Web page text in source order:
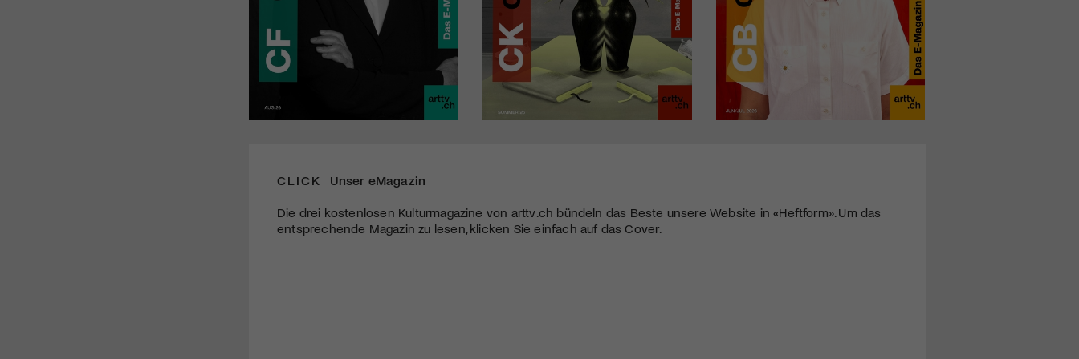
CLICK Unser eMagazin
Die drei kostenlosen Kulturmagazine von arttv.ch bündeln das Beste unsere Website in «Heftform». Um das
entsprechende Magazin zu lesen, klicken Sie einfach auf das Cover.